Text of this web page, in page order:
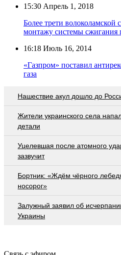
15:30 Апрель 1, 2018
Более трети волоколамской
монтажу системы сжигания
16:18 Июль 16, 2014
«Газпром» поставил
газа
Нашествие акул дошло до
Жители украинского села
детали
Уцелевшая после атомного
зазвучит
Бортник: «Ждём чёрного
носорог»
Залужный заявил об
Украины